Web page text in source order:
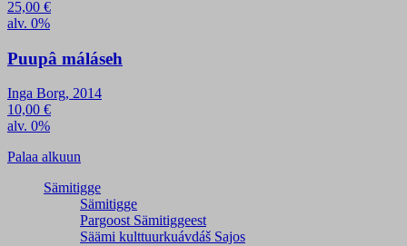
25,00 €
alv. 0%
Puupâ máláseh
Inga Borg, 2014
10,00 €
alv. 0%
Palaa alkuun
Sämitigge
Sämitigge
Pargoost Sämitiggeest
Säämi kulttuurkuávdáš Sajos